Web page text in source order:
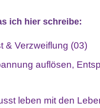
ich hier schreibe:
& Verzweiflung (03)
auflösen,
leben mit den